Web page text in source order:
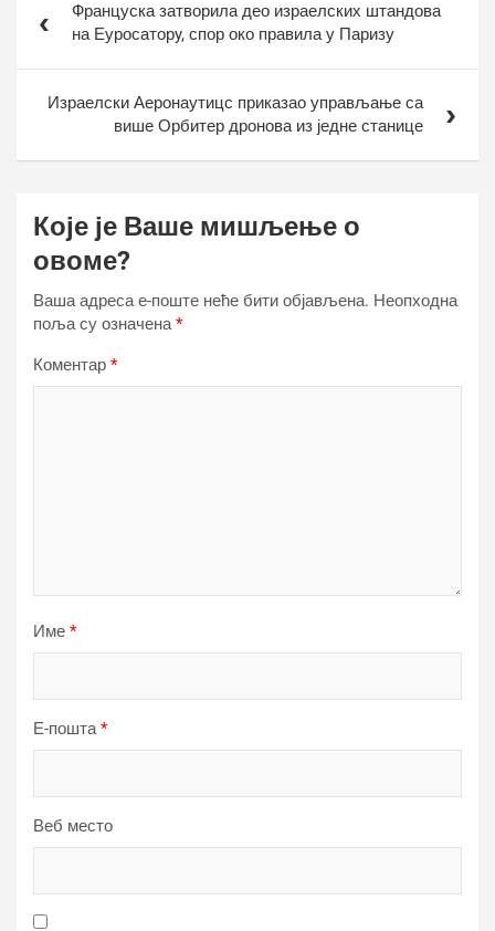
чланкаФранцуска затворила део израелских штандова
на Еуросаторy, спор око правила у Паризу
Израелски Аеронаутицс приказао управљање са
више Орбитер дронова из једне станице
Које је Ваше мишљење о
овоме?
Ваша адреса е-поште неће бити објављена. Неопходна
поља су означена*
Коментар *
Име *
Е-пошта*
Веб место